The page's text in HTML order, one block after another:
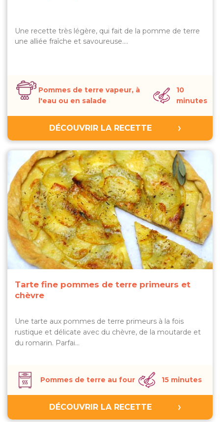
Une recette très légère, qui fait de la pomme de terre
une alliée fraîche et savoureuse.…
Pommes de terre vapeur, à
l'eau ou en salade
10
minutes
DÉCOUVRIR LA RECETTE
Tarte fine pommes de terre primeurs et
chèvre
Une tarte aux pommes de terre primeurs à la fois
rustique et délicate avec du chèvre, de la moutarde et
du romarin. Parfai…
Pommes de terre au four 15 minutes
DÉCOUVRIR LA RECETTE